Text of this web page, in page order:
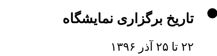
تاریخ برگزاری نمایشگاه
۲۲ تا ۲۵ آذر ۱۳۹۶